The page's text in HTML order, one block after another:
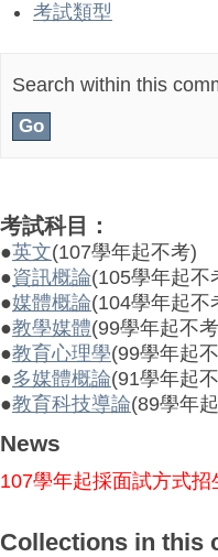
考試類型
Search within this
考試科目：
●英文(107學年起不考)
●資訊概論(105學年起不
●媒體概論(104學年起不
●教學媒體(99學年起不
●教育心理學(99學年起
●多媒體概論(91學年起
●教育科技導論(89學年
News
107學年起採面試方式招
Collections in this